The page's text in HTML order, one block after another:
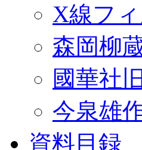
X線フ
森岡柳
國華社
今泉雄
資料目録